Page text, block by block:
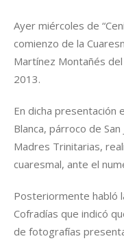
Ayer miércoles de
comienzo de la
Martínez Montañés
2013.
En dicha presentación
Blanca, párroco de
Madres Trinitarias,
cuaresmal, ante el
Posteriormente habló
Cofradías que indicó
de fotografías